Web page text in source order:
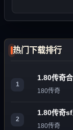
热门下载排行
1
1.80传奇
180传奇
2
1.80传奇
180传奇